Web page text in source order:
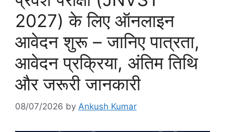
2027) के लिए ऑनलाइन
आवेदन शुरू – जानिए पात्रता,
आवेदन प्रक्रिया, अंतिम तिथि
और जरूरी जानकारी
08/07/2026 by Ankush Kumar